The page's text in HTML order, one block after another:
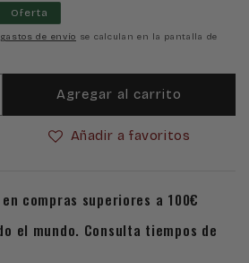
Oferta
gastos de envío se calculan en la pantalla de
Agregar al carrito
Añadir a favoritos
compras superiores a 100€
el mundo. Consulta tiempos de